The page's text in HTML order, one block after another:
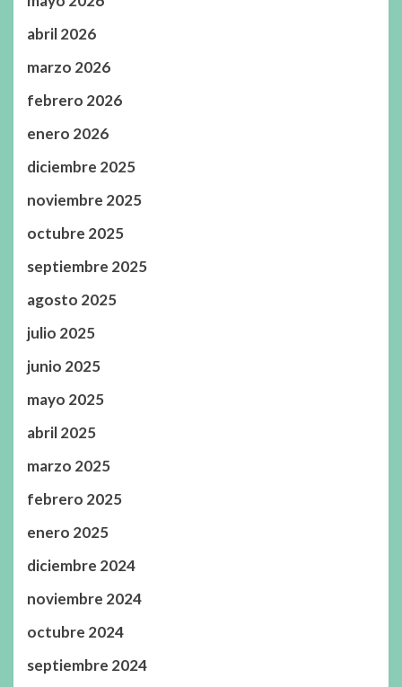
abril 2026
marzo 2026
febrero 2026
enero 2026
diciembre 2025
noviembre 2025
octubre 2025
septiembre 2025
agosto 2025
julio 2025
junio 2025
mayo 2025
abril 2025
marzo 2025
febrero 2025
enero 2025
diciembre 2024
noviembre 2024
octubre 2024
septiembre 2024